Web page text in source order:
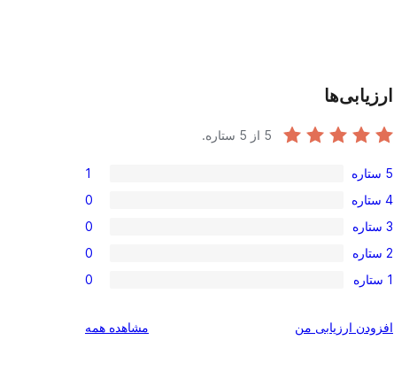
ارزیابی‌ها
5 از 5 ستاره.
امتیاز
1
5-
ستاره
5 ستاره 1
امتیاز
0
4-
ستاره
4 ستاره 0
امتیاز
0
3-
3 ستاره 0
امتیاز
0
ستاره
2 ستاره 0
امتیاز
1-
1 ستاره 0
افزودن ارزیابی من مشاهده همه